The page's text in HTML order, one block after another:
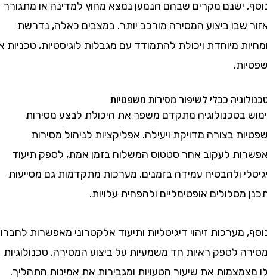
ישנם מקרים שבהם הנמען נמצא מחוץ למדינה או מתגורר
ביצוע המסירה מורכב יותר. במצבים כאלה, נדרשת
מיוחדת ויכולת להתמודד עם מגבלות לוגיסטיות, טכניות או
ככלי לשיפור מסירות משפטיות
מתקדם משפר את היכולת לבצע מסירות
בצורה מדויקת ויעילה. אפליקציות לניהול מסירות
לעקוב אחר סטטוס המשלוח בזמן אמת, לספק תיעוד
ולהבטיח עמידה בזמנים. מערכות מתקדמות גם מסייעות
אופטימליים ולהפחית עלויות.
זיהוי דיגיטליות ותיעוד אלקטרוני מאפשרות לחברות
לספק ראיות חד משמעיות על ביצוע המסירה. טכנולוגיות
את שיעור הטעויות ומגבירות את אמינות התהליך.